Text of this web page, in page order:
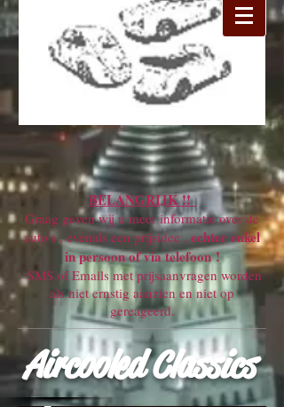
BELANGRIJK !!
Graag geven wij u meer informatie over de
auto's , evenals een prijsidee ,echter enkel
in persoon of via telefoon !
SMS of Emails met prijsaanvragen worden
als niet ernstig aanzien en niet op
gereageerd.
Aircooled Classics